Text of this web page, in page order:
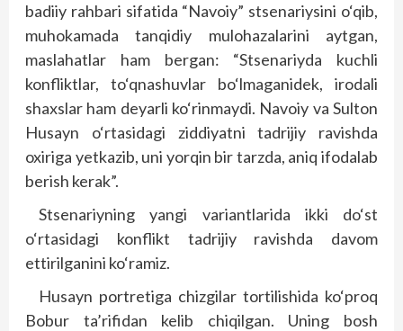
badiiy rahbari sifatida “Navoiy” stsenariysini o‘qib,
muhokamada tanqidiy mulohazalarini aytgan,
maslahatlar ham bergan: “Stsenariyda kuchli
konfliktlar, to‘qnashuvlar bo‘lmaganidek, irodali
shaxslar ham deyarli ko‘rinmaydi. Navoiy va Sulton
Husayn o‘rtasidagi ziddiyatni tadrijiy ravishda
oxiriga yetkazib, uni yorqin bir tarzda, aniq ifodalab
berish kerak”.
Stsenariyning yangi variantlarida ikki do‘st
o‘rtasidagi konflikt tadrijiy ravishda davom
ettirilganini ko‘ramiz.
Husayn portretiga chizgilar tortilishida ko‘proq
Bobur ta’rifidan kelib chiqilgan. Uning bosh